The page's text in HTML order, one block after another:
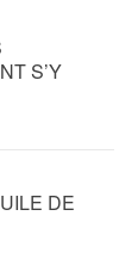
S’Y
DE